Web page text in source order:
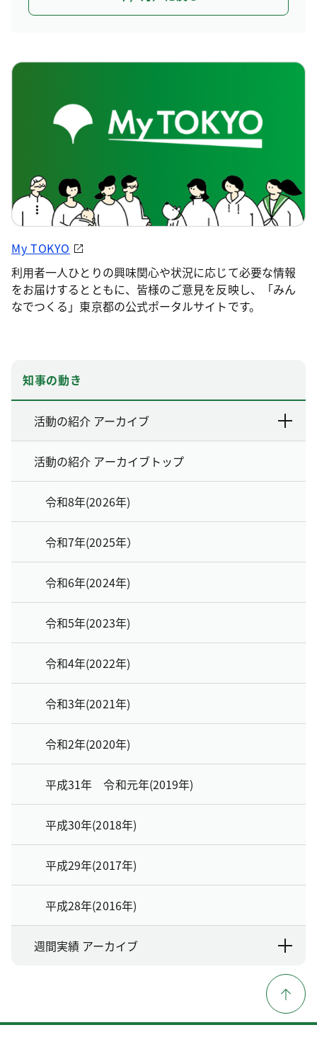
My TOKYO
利用者一人ひとりの興味関心や状況に応じて必要な情報
をお届けするとともに、皆様のご意見を反映し、「みん
なでつくる」東京都の公式ポータルサイトです。
知事の動き
活動の紹介 アーカイブ
活動の紹介 アーカイブトップ
令和8年(2026年)
令和7年(2025年）
令和6年(2024年)
令和5年(2023年)
令和4年(2022年)
令和3年(2021年)
令和2年(2020年)
平成31年 令和元年(2019年)
平成30年(2018年)
平成29年(2017年)
平成28年(2016年)
週間実績 アーカイブ